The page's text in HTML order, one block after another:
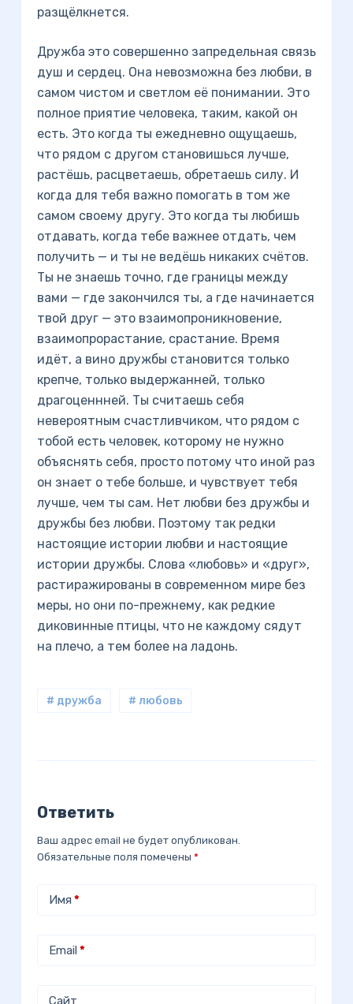
разщёлкнется.
Дружба это совершенно запредельная связь
душ и сердец. Она невозможна без любви, в
самом чистом и светлом её понимании. Это
полное приятие человека, таким, какой он
есть. Это когда ты ежедневно ощущаешь,
что рядом с другом становишься лучше,
растёшь, расцветаешь, обретаешь силу. И
когда для тебя важно помогать в том же
самом своему другу. Это когда ты любишь
отдавать, когда тебе важнее отдать, чем
получить — и ты не ведёшь никаких счётов.
Ты не знаешь точно, где границы между
вами — где закончился ты, а где начинается
твой друг — это взаимопроникновение,
взаимопрорастание, срастание. Время
идёт, а вино дружбы становится только
крепче, только выдержанней, только
драгоценнней. Ты считаешь себя
невероятным счастливчиком, что рядом с
тобой есть человек, которому не нужно
объяснять себя, просто потому что иной раз
он знает о тебе больше, и чувствует тебя
лучше, чем ты сам. Нет любви без дружбы и
дружбы без любви. Поэтому так редки
настоящие истории любви и настоящие
истории дружбы. Слова «любовь» и «друг»,
растиражированы в современном мире без
меры, но они по-прежнему, как редкие
диковинные птицы, что не каждому сядут
на плечо, а тем более на ладонь.
# дружба # любовь
Ответить
Ваш адрес email не будет опубликован.
Обязательные поля помечены *
Имя *
Email *
Сайт